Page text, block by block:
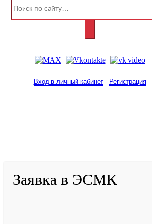
Вход в личный кабинет Регистрация
Заявка в ЭСМК